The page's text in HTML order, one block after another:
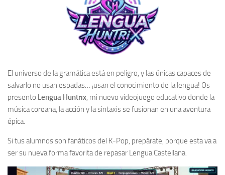
El universo de la gramática está en peligro, y las únicas capaces de
salvarlo no usan espadas… ¡usan el conocimiento de la lengua! Os
presento Lengua Huntrix, mi nuevo videojuego educativo donde la
música coreana, la acción y la sintaxis se fusionan en una aventura
épica.
Si tus alumnos son fanáticos del K-Pop, prepárate, porque esta va a
ser su nueva forma favorita de repasar Lengua Castellana.